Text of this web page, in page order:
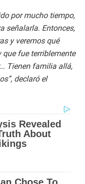
por mucho tiempo,
señalarla. Entonces,
y veremos qué
que fue terriblemente
Tienen familia allá,
declaró el